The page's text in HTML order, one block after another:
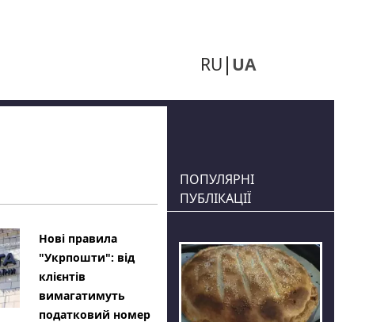
RU UA
Нові правила
"Укрпошти": від
клієнтів
вимагатимуть
податковий номер
ПОПУЛЯРНІ
ПУБЛІКАЦІЇ